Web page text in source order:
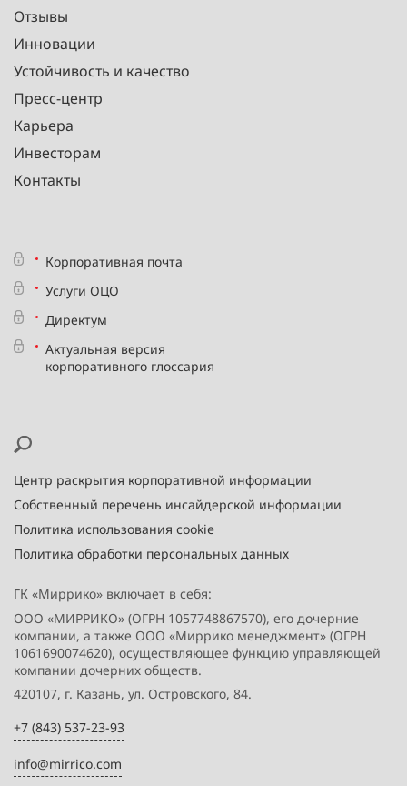
Отзывы
Инновации
Устойчивость и качество
Пресс-центр
Карьера
Инвесторам
Контакты
Корпоративная почта
Услуги ОЦО
Директум
Актуальная версия
корпоративного глоссария
Центр раскрытия корпоративной информации
Собственный перечень инсайдерской информации
Политика использования cookie
Политика обработки персональных данных
ГК «Миррико» включает в себя:
ООО «МИРРИКО» (ОГРН 1057748867570), его дочерние
компании, а также ООО «Миррико менеджмент» (ОГРН
1061690074620), осуществляющее функцию управляющей
компании дочерних обществ.
420107, г. Казань, ул. Островского, 84.
+7 (843) 537-23-93
info@mirrico.com